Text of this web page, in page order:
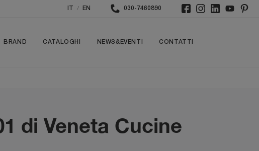
/ EN 030-7460890
BRAND CATALOGHI NEWS&EVENTI CONTATTI
di Veneta Cucine